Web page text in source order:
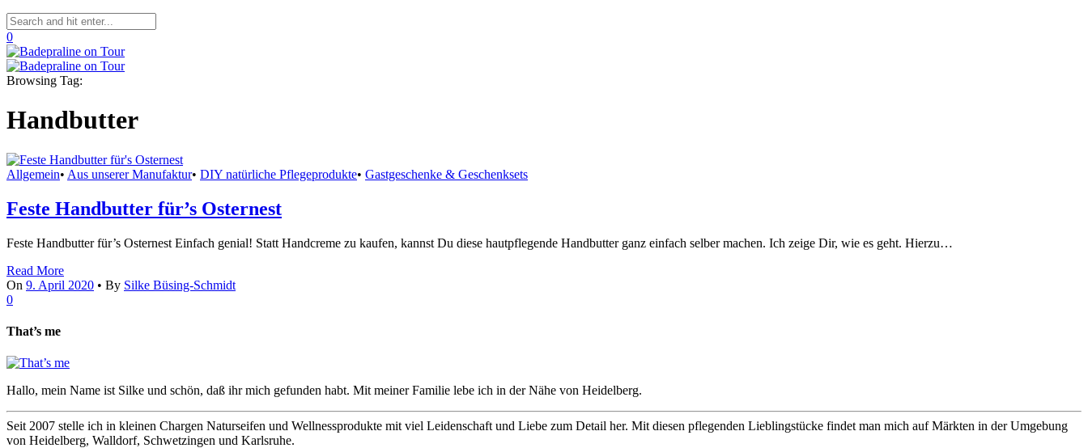
0
Browsing Tag:
Handbutter
Allgemein• Aus unserer Manufaktur• DIY natürliche Pflegeprodukte• Gastgeschenke & Geschenksets
Feste Handbutter für’s Osternest
Feste Handbutter für’s Osternest Einfach genial! Statt Handcreme zu kaufen, kannst Du diese hautpflegende Handbutter ganz einfach selber machen. Ich zeige Dir, wie es geht. Hierzu…
Read More
On 9. April 2020 • By Silke Büsing-Schmidt
0
That’s me
Hallo, mein Name ist Silke und schön, daß ihr mich gefunden habt. Mit meiner Familie lebe ich in der Nähe von Heidelberg.
Seit 2007 stelle ich in kleinen Chargen Naturseifen und Wellnessprodukte mit viel Leidenschaft und Liebe zum Detail her. Mit diesen pflegenden Lieblingstücke findet man mich auf Märkten in der Umgebung
von Heidelberg, Walldorf, Schwetzingen und Karlsruhe.